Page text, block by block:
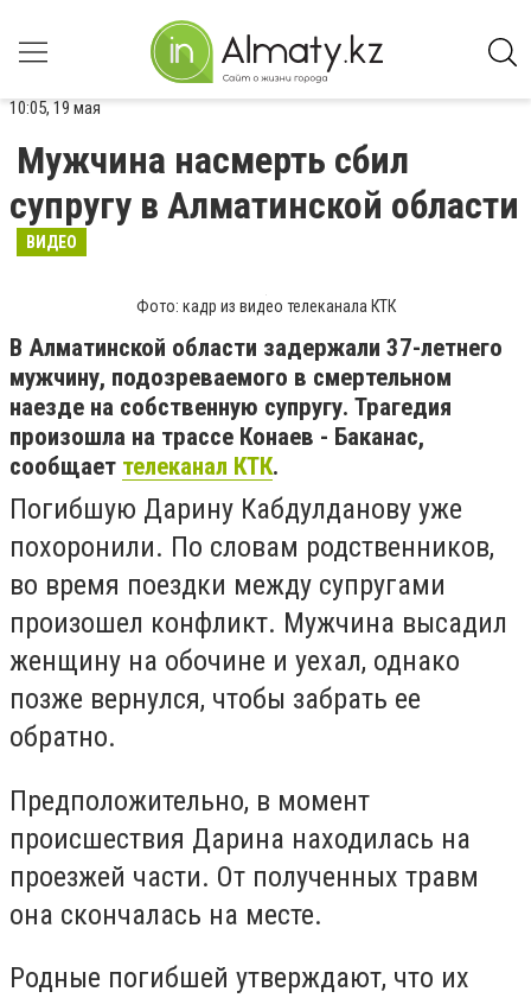
10:05, 19 мая
Мужчина насмерть сбил
супругу в Алматинской области
ВИДЕО
Фото: кадр из видео телеканала КТК
В Алматинской области задержали 37-летнего
мужчину, подозреваемого в смертельном
наезде на собственную супругу. Трагедия
произошла на трассе Конаев - Баканас,
сообщает телеканал КТК.
Погибшую Дарину Кабдулданову уже
похоронили. По словам родственников,
во время поездки между супругами
произошел конфликт. Мужчина высадил
женщину на обочине и уехал, однако
позже вернулся, чтобы забрать ее
обратно.
Предположительно, в момент
происшествия Дарина находилась на
проезжей части. От полученных травм
она скончалась на месте.
Родные погибшей утверждают, что их